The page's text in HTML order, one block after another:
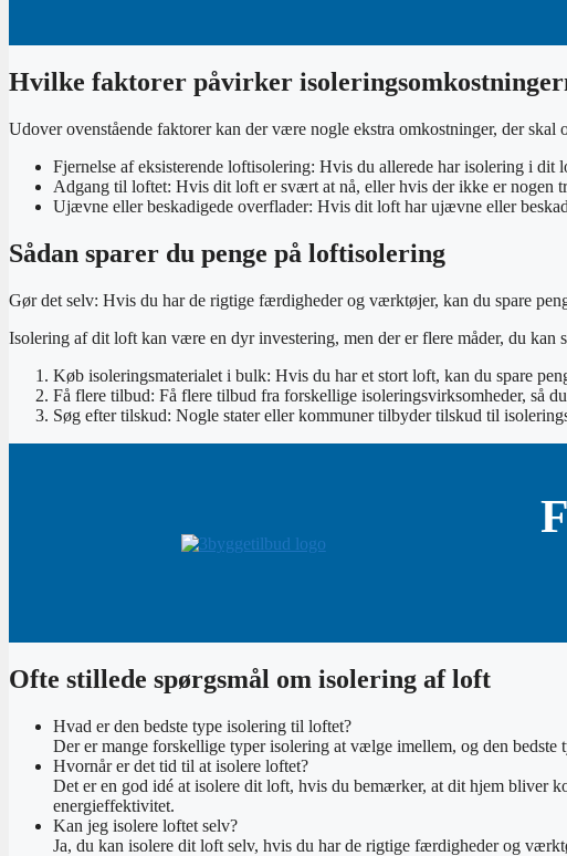
Hvilke faktorer påvirker
Udover ovenstående faktorer kan der være nogle ekstra omkostninger, der
Fjernelse af eksisterende loftisolering: Hvis du allerede har isolering i
Adgang til loftet: Hvis dit loft er svært at nå, eller hvis der ikke er nogen
Ujævne eller beskadigede overflader: Hvis dit loft har ujævne eller
Sådan sparer du penge på loftisolering
Gør det selv: Hvis du har de rigtige færdigheder og værktøjer, kan du spare
Isolering af dit loft kan være en dyr investering, men der er flere måder, du kan
Køb isoleringsmaterialet i bulk: Hvis du har et stort loft, kan du spare
Få flere tilbud: Få flere tilbud fra forskellige isoleringsvirksomheder, så
Søg efter tilskud: Nogle stater eller kommuner tilbyder tilskud til
Ofte stillede spørgsmål om isolering af loft
Hvad er den bedste type isolering til loftet?
Der er mange forskellige typer isolering at vælge imellem, og den
Hvornår er det tid til at isolere loftet?
Det er en god idé at isolere dit loft, hvis du bemærker, at dit hjem bliver
energieffektivitet.
Kan jeg isolere loftet selv?
Ja, du kan isolere dit loft selv, hvis du har de rigtige færdigheder og